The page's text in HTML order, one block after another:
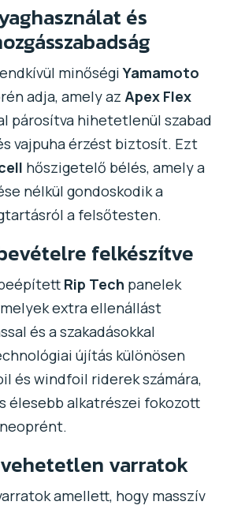
és
minőségiYamamoto
adja, amely az Apex Flex
párosítva hihetetlenül szabad
vajpuha érzést biztosít. Ezt
hőszigetelő bélés, amely a
nélkül gondoskodik a
a felsőtesten.
felkészítve
Rip Tech panelek
extra ellenállást
és a szakadásokkal
újítás különösen
és windfoil riderek számára,
élesebb alkatrészei fokozott
varratok
amellett, hogy masszív